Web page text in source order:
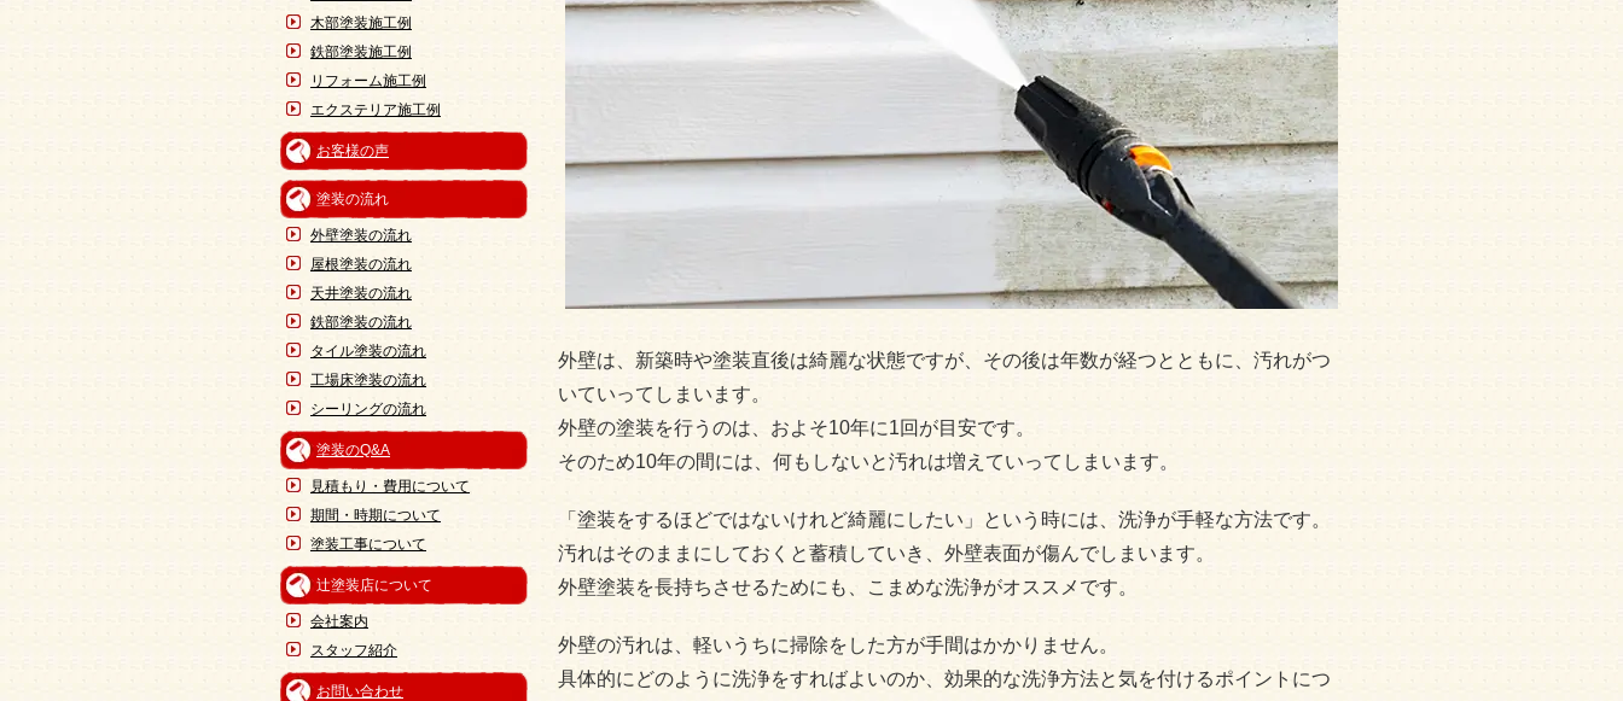
木部塗装施工例
鉄部塗装施工例
リフォーム施工例
エクステリア施工例
お客様の声
塗装の流れ
外壁塗装の流れ
屋根塗装の流れ
天井塗装の流れ
鉄部塗装の流れ
タイル塗装の流れ
工場床塗装の流れ
シーリングの流れ
塗装のQ&A
見積もり・費用について
期間・時期について
塗装工事について
辻塗装店について
会社案内
スタッフ紹介
お問い合わせ
外壁は、新築時や塗装直後は綺麗な状態ですが、その後は年数が経つとともに、汚れがつ
いていってしまいます。
外壁の塗装を行うのは、およそ10年に1回が目安です。
そのため10年の間には、何もしないと汚れは増えていってしまいます。
「塗装をするほどではないけれど綺麗にしたい」という時には、洗浄が手軽な方法です。
汚れはそのままにしておくと蓄積していき、外壁表面が傷んでしまいます。
外壁塗装を長持ちさせるためにも、こまめな洗浄がオススメです。
外壁の汚れは、軽いうちに掃除をした方が手間はかかりません。
具体的にどのように洗浄をすればよいのか、効果的な洗浄方法と気を付けるポイントにつ